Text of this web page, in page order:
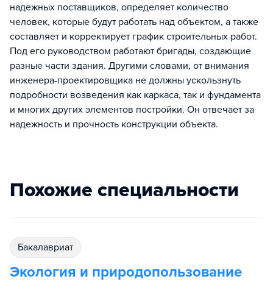
надежных поставщиков, определяет количество
человек, которые будут работать над объектом, а также
составляет и корректирует график строительных работ.
Под его руководством работают бригады, создающие
разные части здания. Другими словами, от внимания
инженера-проектировщика не должны ускользнуть
подробности возведения как каркаса, так и фундамента
и многих других элементов постройки. Он отвечает за
надежность и прочность конструкции объекта.
Похожие специальности
бакалавриат
Экология и природопользование